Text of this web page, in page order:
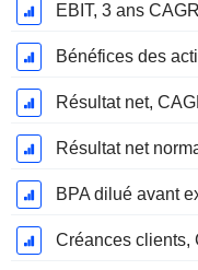
EBIT, 3 ans
Résultat net,
Résultat net
BPA dilué avant
Créances clients,